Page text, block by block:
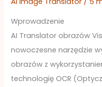
Wprowadzenie
AI Translator obrazów
nowoczesne narzędzie
obrazów z
technologię OCR